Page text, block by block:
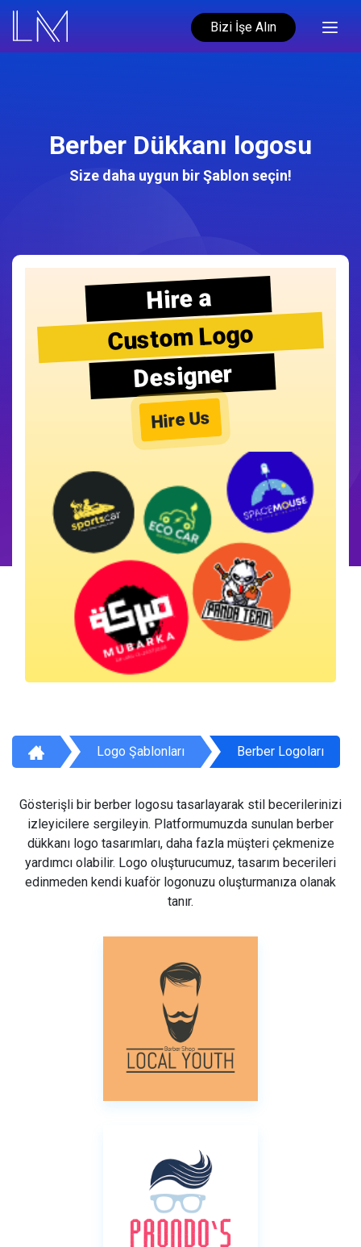
Bizi İşe Alın
Berber Dükkanı logosu
Size daha uygun bir Şablon seçin!
Hire a
Custom Logo
Designer
Hire Us
Logo Şablonları Berber Logoları
Gösterişli bir berber logosu tasarlayarak stil becerilerinizi
izleyicilere sergileyin. Platformumuzda sunulan berber
dükkanı logo tasarımları, daha fazla müşteri çekmenize
yardımcı olabilir. Logo oluşturucumuz, tasarım becerileri
edinmeden kendi kuaför logonuzu oluşturmanıza olanak
tanır.